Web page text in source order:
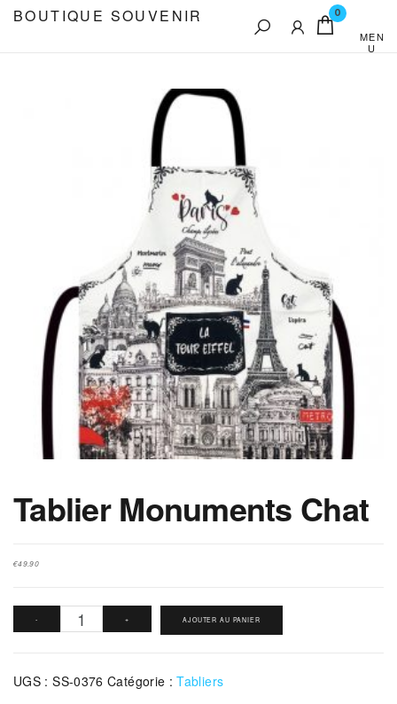
AllerBOUTIQUE SOUVENIR 0
MEN
U
Tablier Monuments Chat
€49.90
-
quantité
Monuments
+ AJOUTER AU PANIER
UGS :SS-0376 Catégorie :Tabliers